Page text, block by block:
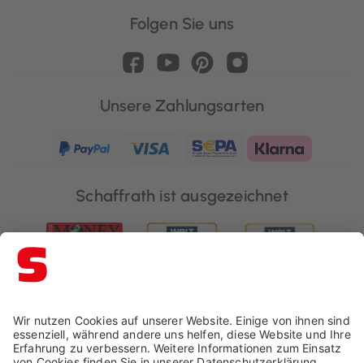
Folgen Sie uns
Unsere Zahlungsarten
Schaffrath ist ausgezeichnet